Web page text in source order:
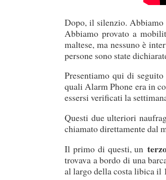
Dopo, il silenzio. Abbiamo
Abbiamo provato a
maltese, ma nessuno è
persone sono state
Presentiamo qui di
quali Alarm Phone era in
essersi verificati la
Questi due ulteriori
chiamato direttamente dal
Il primo di questi, un
trovava a bordo di una
al largo della costa libica il